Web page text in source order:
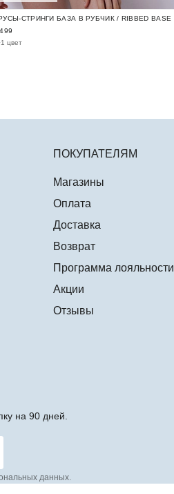
СТРИНГИ БАЗА В РУБЧИК / RIBBED BASE
цвет
ПОКУПАТЕЛЯМ
Магазины
Оплата
Доставка
Возврат
Программа лояльности
Акции
Отзывы
на 90 дней.
данных.